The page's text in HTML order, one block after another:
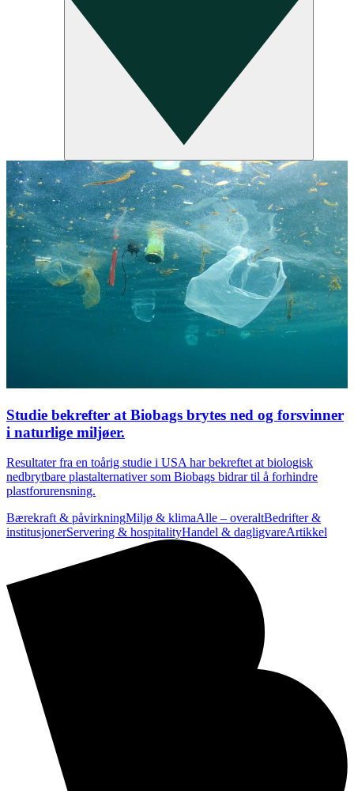
Studie bekrefter at Biobags brytes ned og forsvinner
i naturlige miljøer.
Resultater fra en toårig studie i USA har bekreftet at biologisk
nedbrytbare plastalternativer som Biobags bidrar til å forhindre
plastforurensning.
Bærekraft & påvirkningMiljø & klimaAlle – overaltBedrifter &
institusjonerServering & hospitalityHandel & dagligvareArtikkel